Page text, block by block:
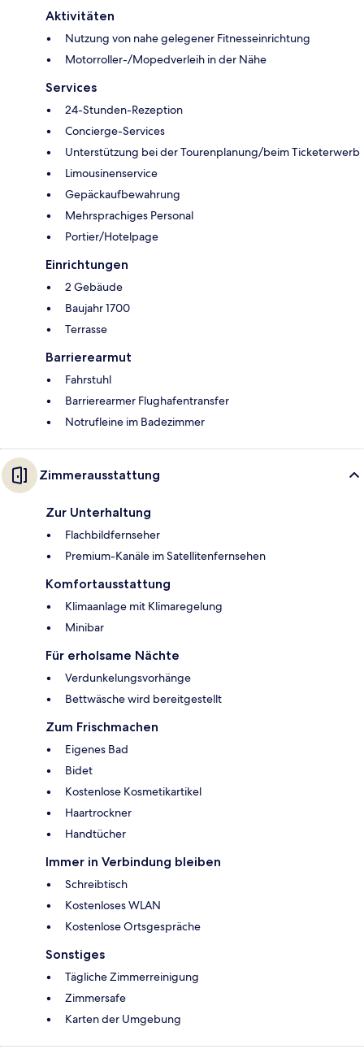
Aktivitäten
Nutzung von nahe gelegener Fitnesseinrichtung
Motorroller-/Mopedverleih in der Nähe
Services
24-Stunden-Rezeption
Concierge-Services
Unterstützung bei der Tourenplanung/beim Ticketerwerb
Limousinenservice
Gepäckaufbewahrung
Mehrsprachiges Personal
Portier/Hotelpage
Einrichtungen
2 Gebäude
Baujahr 1700
Terrasse
Barrierearmut
Fahrstuhl
Barrierearmer Flughafentransfer
Notrufleine im Badezimmer
Zimmerausstattung
Zur Unterhaltung
Flachbildfernseher
Premium-Kanäle im Satellitenfernsehen
Komfortausstattung
Klimaanlage mit Klimaregelung
Minibar
Für erholsame Nächte
Verdunkelungsvorhänge
Bettwäsche wird bereitgestellt
Zum Frischmachen
Eigenes Bad
Bidet
Kostenlose Kosmetikartikel
Haartrockner
Handtücher
Immer in Verbindung bleiben
Schreibtisch
Kostenloses WLAN
Kostenlose Ortsgespräche
Sonstiges
Tägliche Zimmerreinigung
Zimmersafe
Karten der Umgebung